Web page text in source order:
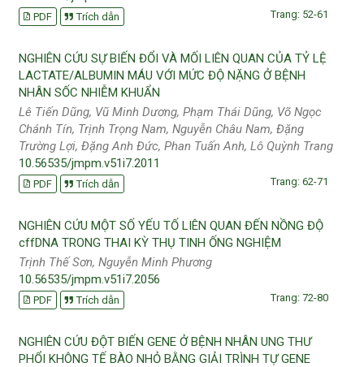
PDF Trích dẫn Trang: 52-61
NGHIÊN CỨU SỰ BIẾN ĐỔI VÀ MỐI LIÊN QUAN CỦA TỶ LỆ
LACTATE/ALBUMIN MÁU VỚI MỨC ĐỘ NẶNG Ở BỆNH
NHÂN SỐC NHIỄM KHUẨN
Lê Tiến Dũng, Vũ Minh Dương, Phạm Thái Dũng, Võ Ngọc
Chánh Tín, Trịnh Trọng Nam, Nguyễn Châu Nam, Đặng
Trường Lợi, Đặng Anh Đức, Phan Tuấn Anh, Lô Quỳnh Trang
10.56535/jmpm.v51i7.2011
PDF Trích dẫn Trang: 62-71
NGHIÊN CỨU MỘT SỐ YẾU TỐ LIÊN QUAN ĐẾN NỒNG ĐỘ
cffDNA TRONG THAI KỲ THỤ TINH ỐNG NGHIỆM
Trịnh Thế Sơn, Nguyễn Minh Phương
10.56535/jmpm.v51i7.2056
PDF Trích dẫn Trang: 72-80
NGHIÊN CỨU ĐỘT BIẾN GENE Ở BỆNH NHÂN UNG THƯ
PHỔI KHÔNG TẾ BÀO NHỎ BẰNG GIẢI TRÌNH TỰ GENE